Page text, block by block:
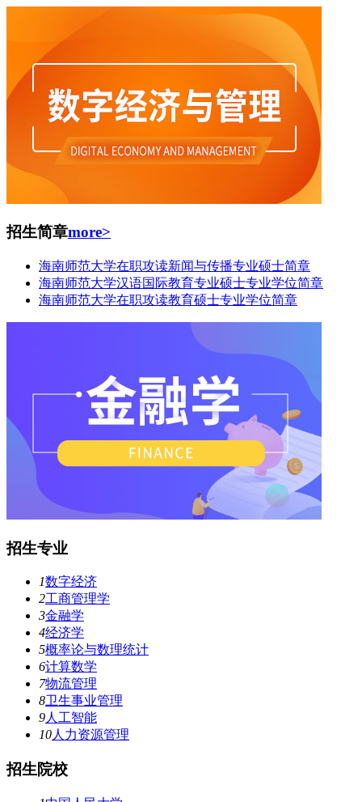
招生简章more>
海南师范大学在职攻读新闻与传播专业硕士简章
海南师范大学汉语国际教育专业硕士专业学位简章
海南师范大学在职攻读教育硕士专业学位简章
招生专业
1数字经济
2工商管理学
3金融学
4经济学
5概率论与数理统计
6计算数学
7物流管理
8卫生事业管理
9人工智能
10人力资源管理
招生院校